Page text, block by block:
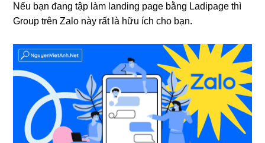
Nếu bạn đang tập làm landing page bằng Ladipage thì
Group trên Zalo này rất là hữu ích cho bạn.